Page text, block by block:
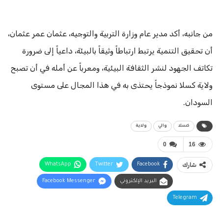
من جانبه، أكد مدير عام وزارة التربية والتوجيه، عثمان عمر عثمان،
أن تحقيق التنمية يرتبط ارتباطاً وثيقاً بالبيئة، داعياً إلى ضرورة
تكاتف الجهود لنشر الثقافة البيئية، ومعرباً عن أمله في أن تصبح
ولاية كسلا نموذجاً يحتذى به في هذا المجال على مستوى
السودان.
كسلا والي ولاية
0 16
شارك Facebook
Twitter
WhatsApp
البريد الإلكتروني Facebook Messenger
Telegram